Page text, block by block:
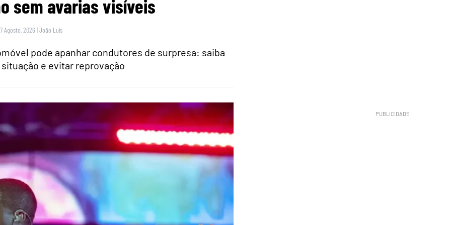
sem avarias visíveis
Agosto, 2026 |João Luís
pode apanhar condutores de surpresa: saiba
e evitar reprovação